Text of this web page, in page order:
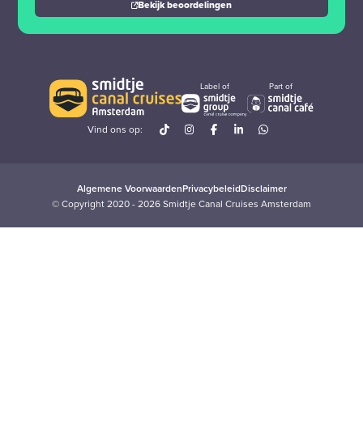
Bekijk beoordelingen
Label of Part of
Vind ons op:
Algemene VoorwaardenPrivacybeleidDisclaimer
© Copyright 2020 - 2026 Smidtje Canal Cruises Amsterdam